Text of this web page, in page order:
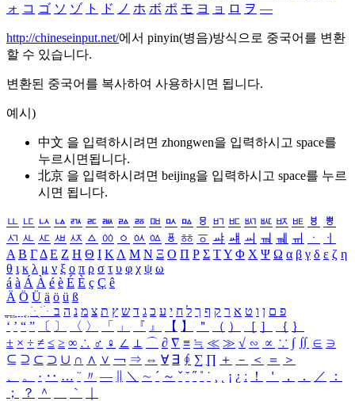
ォ コ ゴ ソ ゾ ト ド ノ ホ ボ ポ モ ヨ ョ ロ ヲ ―
http://chineseinput.net/에서 pinyin(병음)방식으로 중국어를 변환
할 수 있습니다.
변환된 중국어를 복사하여 사용하시면 됩니다.
예시)
中文 을 입력하시려면 zhongwen을 입력하시고 space를
누르시면됩니다.
北京 을 입력하시려면 beijing을 입력하시고 space를 누르
시면 됩니다.
ㅥ ㅦ ㅧ ㅨ ㅩ ㅪ ㅫ ㅬ ㅭ ㅮ ㅯ ㅰ ㅱ ㅲ ㅳ ㅴ ㅵ ㅶ ㅷ ㅸ
ㅹ
ㅺ ㅻ ㅼ ㅽ ㅾ ㅿ ㆀ ㆁ ㆂ ㆃ ㆄ ㆅ ㆆ ㆇ ㆈ ㆉ ㆊ ㆋ ㆌ ㆍ
ㆎ
Α Β ΓΔ Ε Ζ Η Θ Ι ΚΛ Μ Ν Ξ Ο Π Ρ Σ ΤΥ Φ Χ Ψ Ω α β γ δ ε ζ η
θ ι κ λ μ ν ξ ο π ρ σ τ υ φ χ ψ ω
á à Á À é è É È ç Ç ê
Ä Ö Ü ä ö ü ß
ִֶֹ ֻּ ׁׂ פ ם ן ו ט א ר ק ף ך ל ח י ע כ ג ד ש ץ ת צ מ נ ה ב
‘ ’ “ ” 〔 〕 〈 〉 「 」 『 』 【 】 ＂ （ ） ［ ］ ｛ ｝
± × ÷ ≠ ≤ ≥ ∞ ∴ ♂ ♀ ∠ ⊥ ⌒ ∂ ∇ ≡ ≒ ≪ ≫ √ ∽ ∝ ∵ ∫ ∬ ∈ ∋
⊆ ⊇ ⊂ ⊃ ∪ ∩ ∧ ∨ ￢ ⇒ ⇔ ∀ ∃ ∮ ∑ ∏ ＋ － ＜ ＝
＞
、
。 · ‥ … ¨ 〃 ― ＼ ∼ ´ ～ ˇ ˘ ˝ ˚ ˙ ¸ ¡ ¿ ː ！ ＇ ， ． ／
：
；
？ ＾ ｀